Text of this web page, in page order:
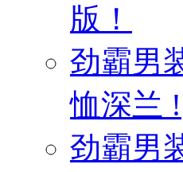
版！
劲霸男
恤深兰 !
劲霸男